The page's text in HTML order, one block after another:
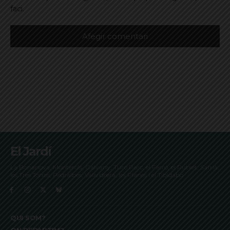
faci.
El Jardí
La Bonanova, Monterols, Galvany, Turó Parc, el Farró, el Putxet, Sarrià,
les Tres Torres, Pedralbes, Vallvidrera, les Planes i el Tibidabo
QUI SOM?